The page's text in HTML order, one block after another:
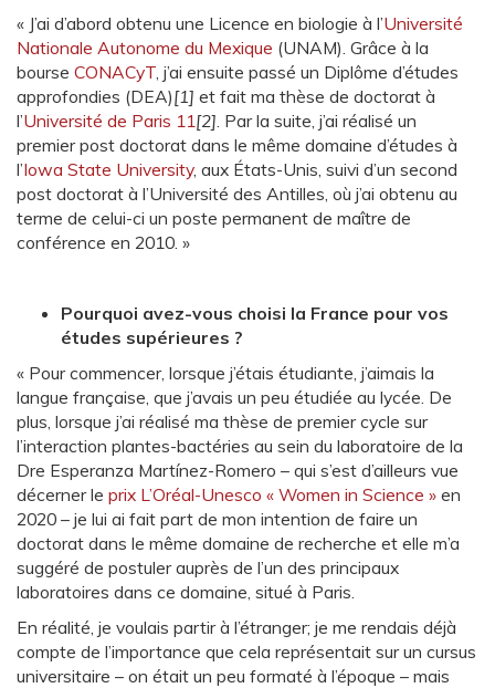
« J’ai d’abord obtenu une Licence en biologie à l’Université
Nationale Autonome du Mexique (UNAM). Grâce à la
bourse CONACyT, j’ai ensuite passé un Diplôme d’études
approfondies (DEA)[1] et fait ma thèse de doctorat à
l’Université de Paris 11[2]. Par la suite, j’ai réalisé un
premier post doctorat dans le même domaine d’études à
l’Iowa State University, aux États-Unis, suivi d’un second
post doctorat à l’Université des Antilles, où j’ai obtenu au
terme de celui-ci un poste permanent de maître de
conférence en 2010. »
Pourquoi avez-vous choisi la France pour vos
études supérieures ?
« Pour commencer, lorsque j’étais étudiante, j’aimais la
langue française, que j’avais un peu étudiée au lycée. De
plus, lorsque j’ai réalisé ma thèse de premier cycle sur
l’interaction plantes-bactéries au sein du laboratoire de la
Dre Esperanza Martínez-Romero – qui s’est d’ailleurs vue
décerner le prix L’Oréal-Unesco « Women in Science » en
2020 – je lui ai fait part de mon intention de faire un
doctorat dans le même domaine de recherche et elle m’a
suggéré de postuler auprès de l’un des principaux
laboratoires dans ce domaine, situé à Paris.
En réalité, je voulais partir à l’étranger; je me rendais déjà
compte de l’importance que cela représentait sur un cursus
universitaire – on était un peu formaté à l’époque – mais